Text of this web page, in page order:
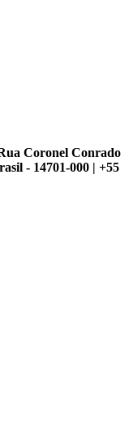
Coronel Conrado
- 14701-000 | +55